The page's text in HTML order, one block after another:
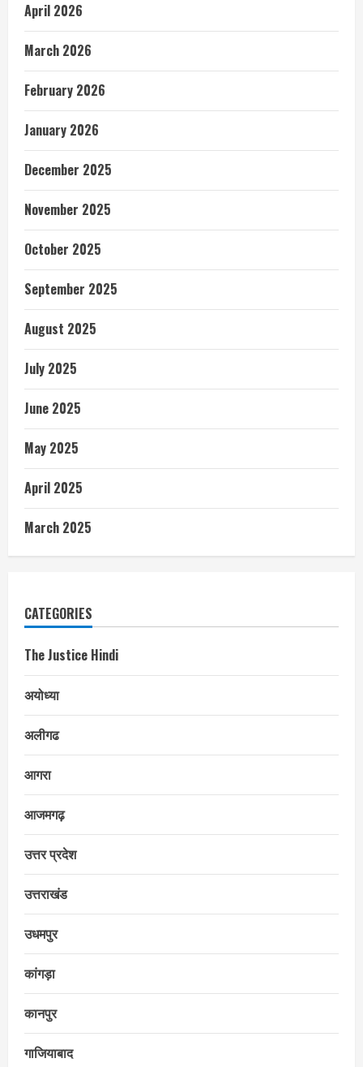
April 2026
March 2026
February 2026
January 2026
December 2025
November 2025
October 2025
September 2025
August 2025
July 2025
June 2025
May 2025
April 2025
March 2025
CATEGORIES
The Justice Hindi
अयोध्या
अलीगढ
आगरा
आजमगढ़
उत्तर प्रदेश
उत्तराखंड
उधमपुर
कांगड़ा
कानपुर
गाजियाबाद